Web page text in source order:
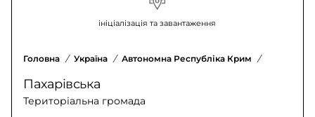
ініціалізація та завантаження
Головна / Україна / Автономна Республіка Крим /
Пахарівська
Територіальна громада